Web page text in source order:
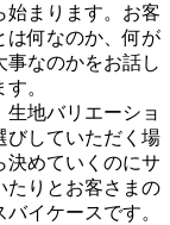
始まります。お客
は何なのか、何が
事なのかをお話し
。
生地バリエーショ
びしていただく場
決めていくのにサ
たりとお客さまの
イケースです。